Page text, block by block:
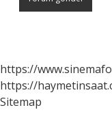
https://
https://
Sitemap